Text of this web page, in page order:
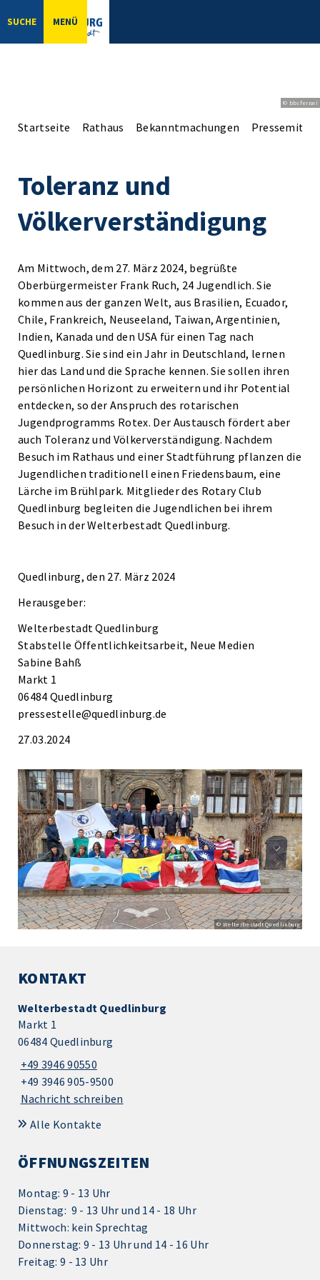
SUCHE MENÜ
© bbsferrari
Startseite Rathaus Bekanntmachungen
Toleranz und
Völkerverständigung
Am Mittwoch, dem 27. März 2024, begrüßte
Oberbürgermeister Frank Ruch, 24 Jugendlich. Sie
kommen aus der ganzen Welt, aus Brasilien, Ecuador,
Chile, Frankreich, Neuseeland, Taiwan, Argentinien,
Indien, Kanada und den USA für einen Tag nach
Quedlinburg. Sie sind ein Jahr in Deutschland, lernen
hier das Land und die Sprache kennen. Sie sollen ihren
persönlichen Horizont zu erweitern und ihr Potential
entdecken, so der Anspruch des rotarischen
Jugendprogramms Rotex. Der Austausch fördert aber
auch Toleranz und Völkerverständigung. Nachdem
Besuch im Rathaus und einer Stadtführung pflanzen die
Jugendlichen traditionell einen Friedensbaum, eine
Lärche im Brühlpark. Mitglieder des Rotary Club
Quedlinburg begleiten die Jugendlichen bei ihrem
Besuch in der Welterbestadt Quedlinburg.
Quedlinburg, den 27. März 2024
Herausgeber:
Welterbestadt Quedlinburg
Stabstelle Öffentlichkeitsarbeit, Neue Medien
Sabine Bahß
Markt 1
06484 Quedlinburg
pressestelle@quedlinburg.de
27.03.2024
© Welterbestadt Quedlinburg
KONTAKT
Welterbestadt Quedlinburg
Markt 1
06484 Quedlinburg
+49 3946 90550
+49 3946 905-9500
Nachricht schreiben
Alle Kontakte
ÖFFNUNGSZEITEN
Montag: 9 - 13 Uhr
Dienstag: 9 - 13 Uhr und 14 - 18 Uhr
Mittwoch: kein Sprechtag
Donnerstag: 9 - 13 Uhr und 14 - 16 Uhr
Freitag: 9 - 13 Uhr